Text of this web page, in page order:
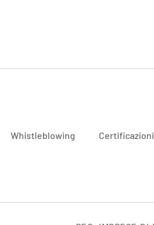
Whistleblowing Certificazioni